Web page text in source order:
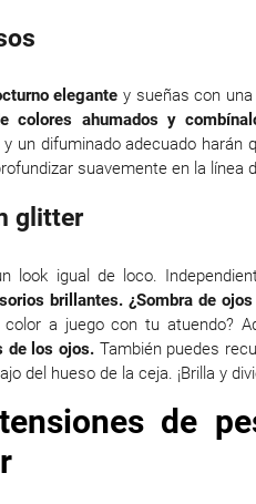
elegante y sueñas con
colores ahumados y
un difuminado adecuado harán
suavemente en la línea
glitter
look igual de loco.
brillantes. ¿Sombra de
a juego con tu atuendo?
de los ojos.También puedes
del hueso de la ceja. ¡Brilla y
de